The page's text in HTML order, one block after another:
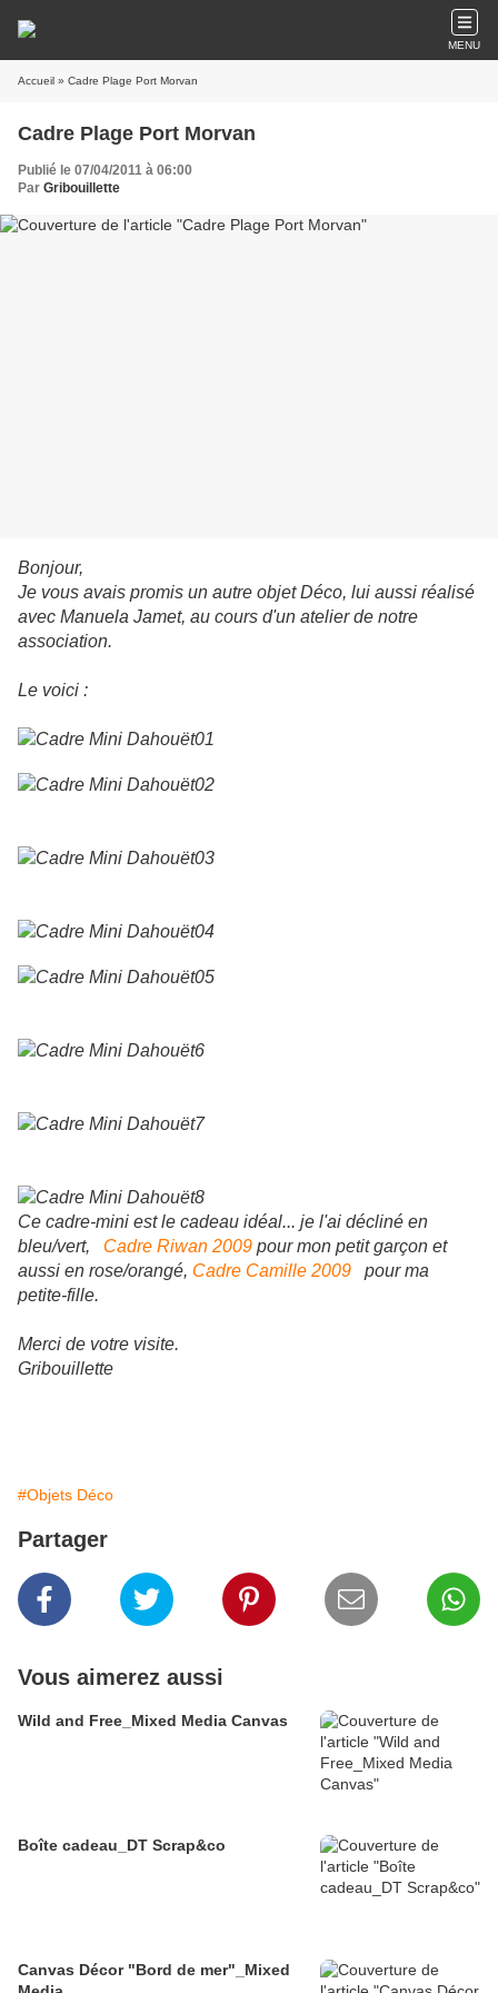
MENU
Accueil » Cadre Plage Port Morvan
Cadre Plage Port Morvan
Publié le 07/04/2011 à 06:00
Par Gribouillette
Bonjour,
Je vous avais promis un autre objet Déco, lui aussi réalisé
avec Manuela Jamet, au cours d'un atelier de notre
association.
Le voici :
Ce cadre-mini est le cadeau idéal... je l'ai décliné en
bleu/vert, Cadre Riwan 2009 pour mon petit garçon et
aussi en rose/orangé, Cadre Camille 2009 pour ma
petite-fille.
Merci de votre visite.
Gribouillette
#Objets Déco
Partager
Vous aimerez aussi
Wild and Free_Mixed Media Canvas
Boîte cadeau_DT Scrap&co
Canvas Décor "Bord de mer"_Mixed